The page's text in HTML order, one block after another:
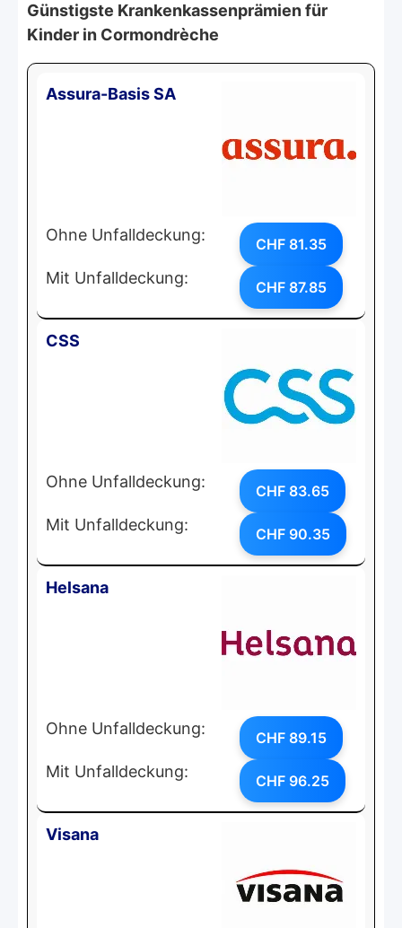
Günstigste Krankenkassenprämien für
Kinder in Cormondrèche
Assura-Basis SA
Ohne Unfalldeckung: CHF 81.35
Mit Unfalldeckung: CHF 87.85
CSS
Ohne Unfalldeckung: CHF 83.65
Mit Unfalldeckung: CHF 90.35
Helsana
Ohne Unfalldeckung: CHF 89.15
Mit Unfalldeckung: CHF 96.25
Visana